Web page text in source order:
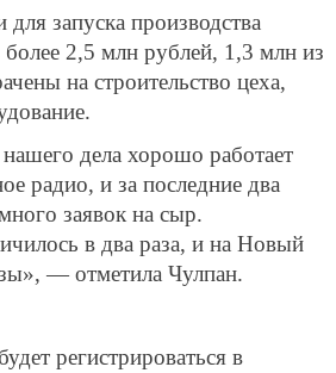
запуска производства
2,5 млн рублей, 1,3 млн из
на строительство цеха,
дела хорошо работает
радио, и за последние два
заявок на сыр.
в два раза, и на Новый
— отметила Чулпан.
регистрироваться в